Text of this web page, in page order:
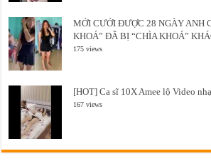
MỚI CƯỚI ĐƯỢC 28 NGÀY ANH
KHOÁ” ĐÃ BỊ “CHÌA KHOÁ”
175 views
[HOT] Ca sĩ 10X Amee lộ Video
167 views